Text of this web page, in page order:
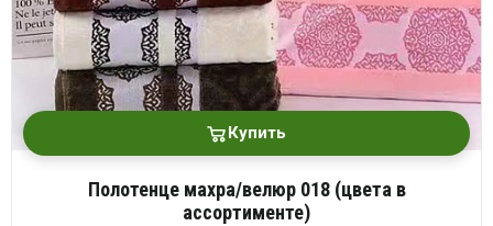
Купить
Полотенце махра/велюр 018 (цвета в
ассортименте)